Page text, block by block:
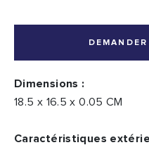
Dimensions :
18.5 x 16.5 x 0.05 CM
Caractéristiques